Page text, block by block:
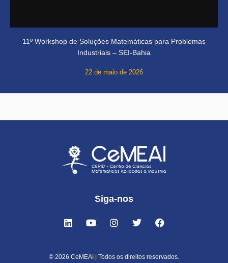
11º Workshop de Soluções Matemáticas para Problemas
Industriais – SEI-Bahia
22 de maio de 2026
Siga-nos
© 2026 CeMEAI | Todos os direitos reservados.